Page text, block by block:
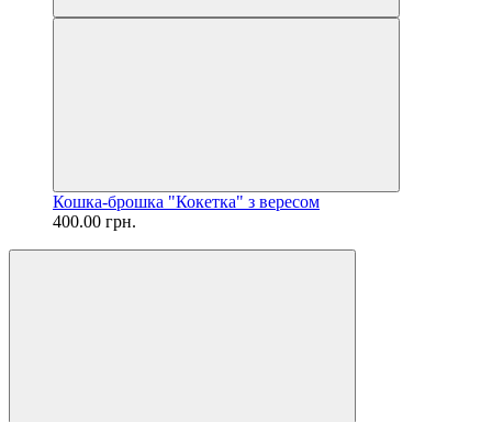
Кошка-брошка "Кокетка" з вересом
400.00 грн.